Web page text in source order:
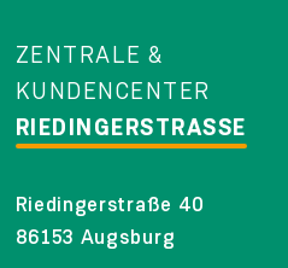
ZENTRALE &
KUNDENCENTER
RIEDINGERSTRASSE
Riedingerstraße 40
86153 Augsburg